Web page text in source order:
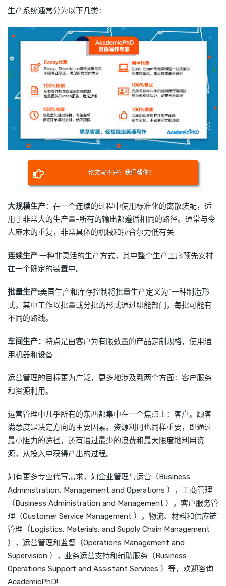
生产系统通常分为以下几类：
论文写不好？我们帮你！
大规模生产：在一个连续的过程中使用标准化的离散装配，适
用于非常大的生产量-所有的输出都遵循相同的路径。通常与令
人麻木的重复，非常具体的机械和拉合尔力低有关
连续生产:一种非灵活的生产方式，其中整个生产工序预先安排
在一个确定的装置中。
批量生产:美国生产和库存控制将批量生产定义为“一种制造形
式，其中工作以批量或分批的形式通过职能部门，每批可能有
不同的路线。
车间生产： 特点是由客户为有限数量的产品定制规格，使用通
用机器和设备
运营管理的目标更为广泛，更多地涉及到两个方面：客户服务
和资源利用。
运营管理中几乎所有的东西都集中在一个焦点上：客户。顾客
满意度是决定方向的主要因素。资源利用也同样重要，即通过
最小阻力的途径，还有通过最少的浪费和最大限度地利用资
源，从投入中获得产出的过程。
如有更多专业代写需求，如企业管理与运营（Business
Administration, Management and Operations ），工商管理
（Business Administration and Management ），客户服务管
理（Customer Service Management ），物流、材料和供应链
管理（Logistics, Materials, and Supply Chain Management
），运营管理和监督（Operations Management and
Supervision ），业务运营支持和辅助服务（Business
Operations Support and Assistant Services ）等，欢迎咨询
AcademicPhD!